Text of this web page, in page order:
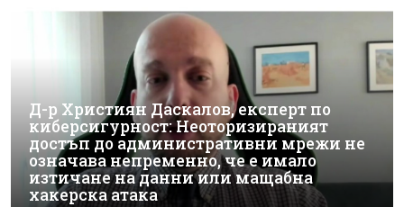
Д-р Християн Даскалов, експерт по
киберсигурност: Неоторизираният
достъп до административни мрежи не
означава непременно, че е имало
изтичане на данни или мащабна
хакерска атака